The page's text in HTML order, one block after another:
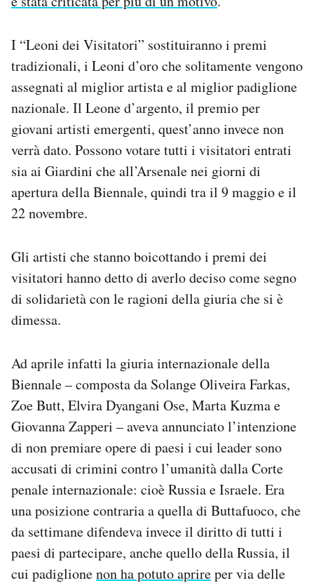
I “Leoni dei Visitatori” sostituiranno i premi
tradizionali, i Leoni d’oro che solitamente vengono
assegnati al miglior artista e al miglior padiglione
nazionale. Il Leone d’argento, il premio per
giovani artisti emergenti, quest’anno invece non
verrà dato. Possono votare tutti i visitatori entrati
sia ai Giardini che all’Arsenale nei giorni di
apertura della Biennale, quindi tra il 9 maggio e il
22 novembre.
Gli artisti che stanno boicottando i premi dei
visitatori hanno detto di averlo deciso come segno
di solidarietà con le ragioni della giuria che si è
dimessa.
Ad aprile infatti la giuria internazionale della
Biennale – composta da Solange Oliveira Farkas,
Zoe Butt, Elvira Dyangani Ose, Marta Kuzma e
Giovanna Zapperi – aveva annunciato l’intenzione
di non premiare opere di paesi i cui leader sono
accusati di crimini contro l’umanità dalla Corte
penale internazionale: cioè Russia e Israele. Era
una posizione contraria a quella di Buttafuoco, che
da settimane difendeva invece il diritto di tutti i
paesi di partecipare, anche quello della Russia, il
cui padiglionenon ha potuto aprireper via delle